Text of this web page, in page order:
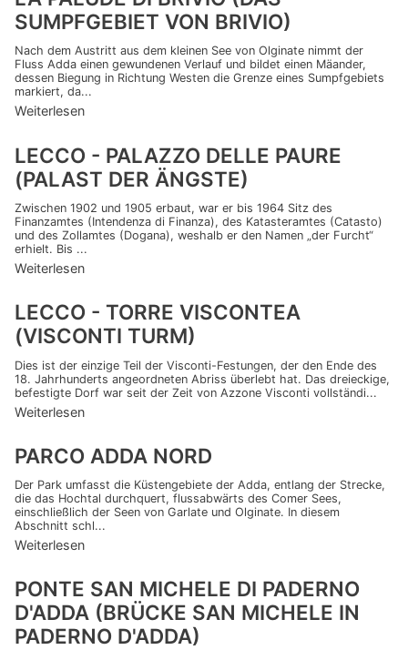
SUMPFGEBIET VON BRIVIO)
Nach dem Austritt aus dem kleinen See von Olginate nimmt der
Fluss Adda einen gewundenen Verlauf und bildet einen Mäander,
dessen Biegung in Richtung Westen die Grenze eines Sumpfgebiets
markiert, da...
Weiterlesen
LECCO - PALAZZO DELLE PAURE
(PALAST DER ÄNGSTE)
Zwischen 1902 und 1905 erbaut, war er bis 1964 Sitz des
Finanzamtes (Intendenza di Finanza), des Katasteramtes (Catasto)
und des Zollamtes (Dogana), weshalb er den Namen „der Furcht“
erhielt. Bis ...
Weiterlesen
LECCO - TORRE VISCONTEA
(VISCONTI TURM)
Dies ist der einzige Teil der Visconti-Festungen, der den Ende des
18. Jahrhunderts angeordneten Abriss überlebt hat. Das dreieckige,
befestigte Dorf war seit der Zeit von Azzone Visconti vollständi...
Weiterlesen
PARCO ADDA NORD
Der Park umfasst die Küstengebiete der Adda, entlang der Strecke,
die das Hochtal durchquert, flussabwärts des Comer Sees,
einschließlich der Seen von Garlate und Olginate. In diesem
Abschnitt schl...
Weiterlesen
PONTE SAN MICHELE DI PADERNO
D'ADDA (BRÜCKE SAN MICHELE IN
PADERNO D'ADDA)